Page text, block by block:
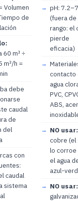
Volumen
de
60 m³ ÷
m³/h =
debe
caudal
de
del
con
caudal
sistema
pH:
(fuera de
rango: el
pierde
eficacia)
contacto
agua
PVC,
ABS,
NO usar:
cobre (el
lo corroe
el agua
azul-
NO usar: